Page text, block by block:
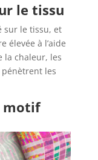
le tissu
sur le tissu, et
élevée à l’aide
la chaleur, les
les
motif